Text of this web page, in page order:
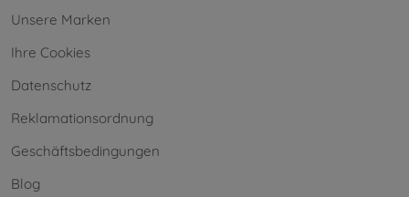
Unsere Marken
Ihre Cookies
Datenschutz
Reklamationsordnung
Geschäftsbedingungen
Blog